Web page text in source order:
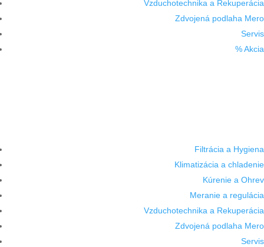
Vzduchotechnika a Rekuperácia
Zdvojená podlaha Mero
Servis
% Akcia
Filtrácia a Hygiena
Klimatizácia a chladenie
Kúrenie a Ohrev
Meranie a regulácia
Vzduchotechnika a Rekuperácia
Zdvojená podlaha Mero
Servis